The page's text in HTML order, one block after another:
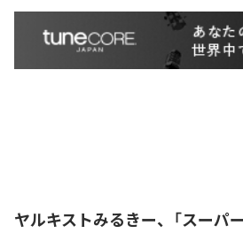
ヤルキストみるきー、「スーパ